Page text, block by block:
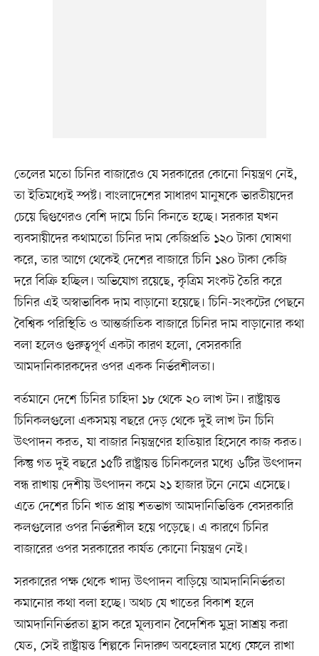
তেলের মতো চিনির বাজারেও যে সরকারের কোনো নিয়ন্ত্রণ নেই,
তা ইতিমধ্যেই স্পষ্ট। বাংলাদেশের সাধারণ মানুষকে ভারতীয়দের
চেয়ে দ্বিগুণেরও বেশি দামে চিনি কিনতে হচ্ছে। সরকার যখন
ব্যবসায়ীদের কথামতো চিনির দাম কেজিপ্রতি ১২০ টাকা ঘোষণা
করে, তার আগে থেকেই দেশের বাজারে চিনি ১৪০ টাকা কেজি
দরে বিক্রি হচ্ছিল। অভিযোগ রয়েছে, কৃত্রিম সংকট তৈরি করে
চিনির এই অস্বাভাবিক দাম বাড়ানো হয়েছে। চিনি-সংকটের পেছনে
বৈশ্বিক পরিস্থিতি ও আন্তর্জাতিক বাজারে চিনির দাম বাড়ানোর কথা
বলা হলেও গুরুত্বপূর্ণ একটা কারণ হলো, বেসরকারি
আমদানিকারকদের ওপর একক নির্ভরশীলতা।
বর্তমানে দেশে চিনির চাহিদা ১৮ থেকে ২০ লাখ টন। রাষ্ট্রায়ত্ত
চিনিকলগুলো একসময় বছরে দেড় থেকে দুই লাখ টন চিনি
উৎপাদন করত, যা বাজার নিয়ন্ত্রণের হাতিয়ার হিসেবে কাজ করত।
কিন্তু গত দুই বছরে ১৫টি রাষ্ট্রায়ত্ত চিনিকলের মধ্যে ৬টির উৎপাদন
বন্ধ রাখায় দেশীয় উৎপাদন কমে ২১ হাজার টনে নেমে এসেছে।
এতে দেশের চিনি খাত প্রায় শতভাগ আমদানিভিত্তিক বেসরকারি
কলগুলোর ওপর নির্ভরশীল হয়ে পড়েছে। এ কারণে চিনির
বাজারের ওপর সরকারের কার্যত কোনো নিয়ন্ত্রণ নেই।
সরকারের পক্ষ থেকে খাদ্য উৎপাদন বাড়িয়ে আমদানিনির্ভরতা
কমানোর কথা বলা হচ্ছে। অথচ যে খাতের বিকাশ হলে
আমদানিনির্ভরতা হ্রাস করে মূল্যবান বৈদেশিক মুদ্রা সাশ্রয় করা
যেত, সেই রাষ্ট্রায়ত্ত শিল্পকে নিদারুণ অবহেলার মধ্যে ফেলে রাখা